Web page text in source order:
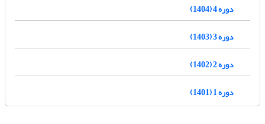
دوره 4 (1404)
دوره 3 (1403)
دوره 2 (1402)
دوره 1 (1401)